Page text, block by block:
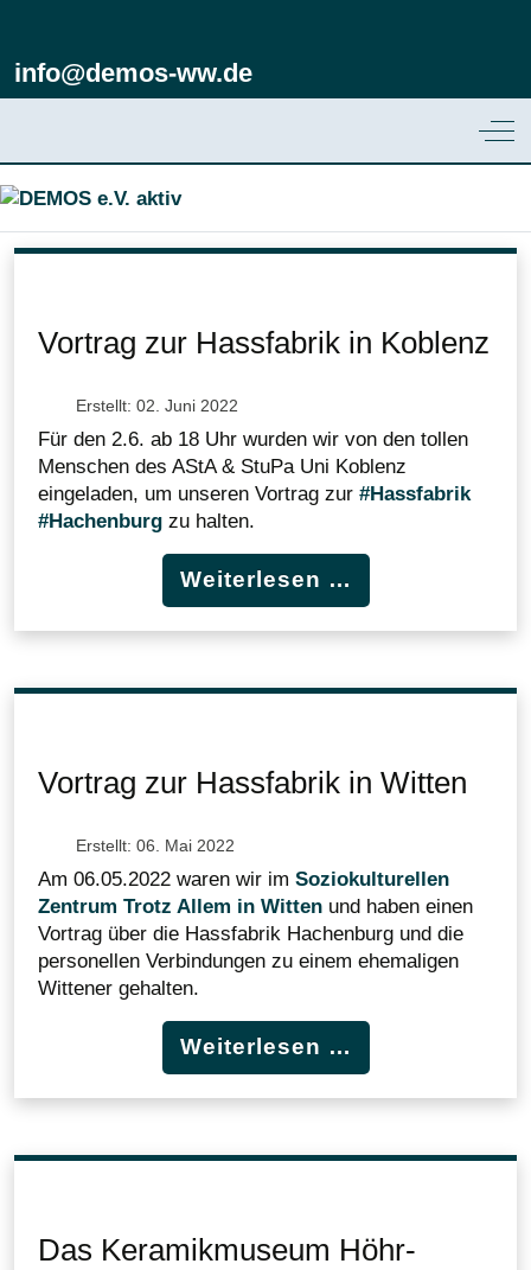
info@demos-ww.de
Vortrag zur Hassfabrik in Koblenz
Erstellt: 02. Juni 2022
Für den 2.6. ab 18 Uhr wurden wir von den tollen
Menschen des AStA & StuPa Uni Koblenz
eingeladen, um unseren Vortrag zur #Hassfabrik
#Hachenburg zu halten.
Weiterlesen …
Vortrag zur Hassfabrik in Witten
Erstellt: 06. Mai 2022
Am 06.05.2022 waren wir im Soziokulturellen
Zentrum Trotz Allem in Witten und haben einen
Vortrag über die Hassfabrik Hachenburg und die
personellen Verbindungen zu einem ehemaligen
Wittener gehalten.
Weiterlesen …
Das Keramikmuseum Höhr-